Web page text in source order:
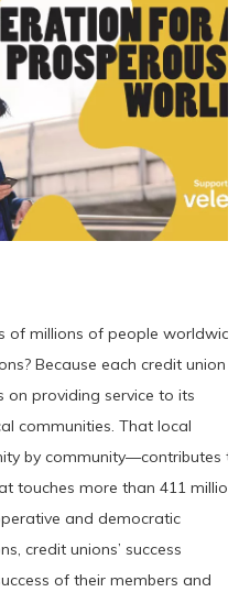
of millions of people worldwide
Because each credit union
on providing service to its
communities. That local
by community—contributes
touches more than 411 million
and democratic
credit unions’ success
of their members and